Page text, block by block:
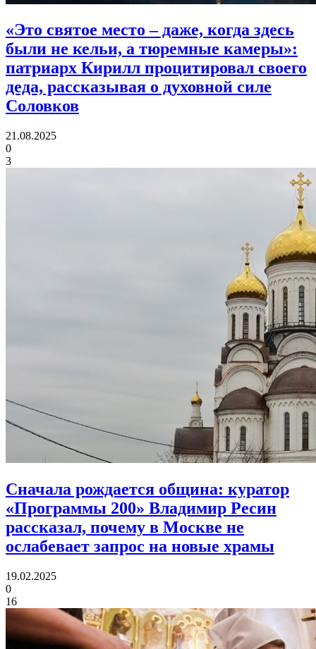
«Это святое место – даже, когда здесь
были не кельи, а тюремные камеры»:
патриарх Кирилл процитировал своего
деда, рассказывая о духовной силе
Соловков
21.08.2025
0
3
Сначала рождается община: куратор
«Программы 200» Владимир Ресин
рассказал, почему в Москве не
ослабевает запрос на новые храмы
19.02.2025
0
16